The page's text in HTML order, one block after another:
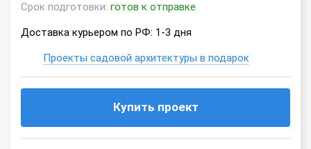
Срок подготовки: готов к отправке
Доставка курьером по РФ: 1-3 дня
Проекты садовой архитектуры в подарок
Купить проект